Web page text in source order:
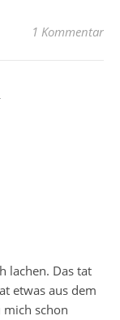
1 Kommentar
lachen. Das tat
etwas aus dem
mich schon